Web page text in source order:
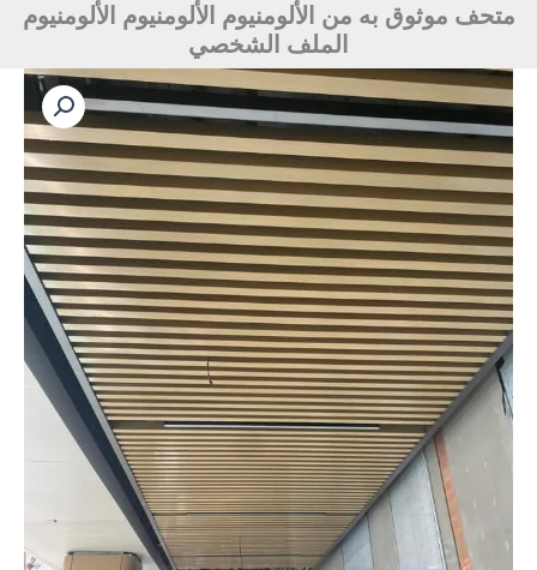
متحف موثوق به من الألومنيوم الألومنيوم الألومنيوم
الملف الشخصي